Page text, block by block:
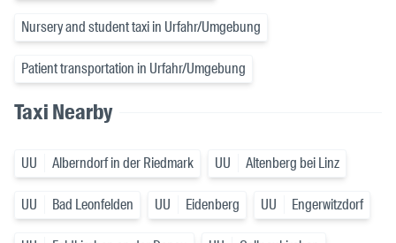
Nursery and student taxi in Urfahr/Umgebung
Patient transportation in Urfahr/Umgebung
Taxi Nearby
UU Alberndorf in der Riedmark UU Altenberg bei Linz
UU Bad Leonfelden UU Eidenberg UU Engerwitzdorf